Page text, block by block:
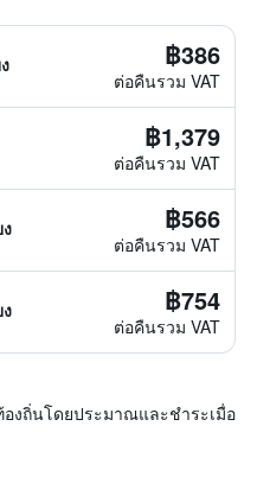
฿386
ต่อคืนรวม VAT
฿1,379
ต่อคืนรวม VAT
฿566
ต่อคืนรวม VAT
฿754
ต่อคืนรวม VAT
งถิ่นโดยประมาณและชำระเมื่อ